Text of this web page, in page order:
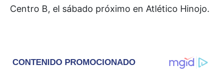
Centro B, el sábado próximo en Atlético Hinojo.